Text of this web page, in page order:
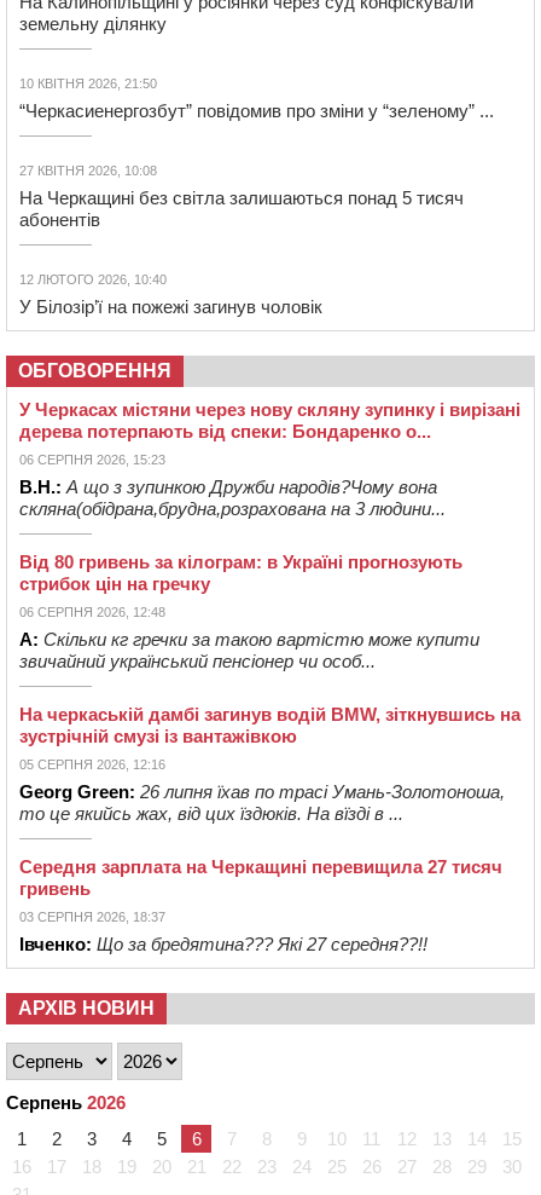
земельну ділянку
10 КВІТНЯ 2026, 21:50
“Черкасиенергозбут” повідомив про зміни у “зеленому” ...
27 КВІТНЯ 2026, 10:08
На Черкащині без світла залишаються понад 5 тисяч
абонентів
12 ЛЮТОГО 2026, 10:40
У Білозір’ї на пожежі загинув чоловік
ОБГОВОРЕННЯ
У Черкасах містяни через нову скляну зупинку і вирізані
дерева потерпають від спеки: Бондаренко о...
06 СЕРПНЯ 2026, 15:23
В.Н.: А що з зупинкою Дружби народів?Чому вона
скляна(обідрана,брудна,розрахована на 3 людини...
Від 80 гривень за кілограм: в Україні прогнозують
стрибок цін на гречку
06 СЕРПНЯ 2026, 12:48
А: Скільки кг гречки за такою вартістю може купити
звичайний український пенсіонер чи особ...
На черкаській дамбі загинув водій BMW, зіткнувшись на
зустрічній смузі із вантажівкою
05 СЕРПНЯ 2026, 12:16
Georg Green: 26 липня їхав по трасі Умань-Золотоноша,
то це якийсь жах, від цих їздюків. На вїзді в ...
Середня зарплата на Черкащині перевищила 27 тисяч
гривень
03 СЕРПНЯ 2026, 18:37
Івченко: Що за бредятина??? Які 27 середня??!!
АРХІВ НОВИН
Серпень 2026
1
2 3 4 5 6 7 8 9 10 11 12 13 14
15
16
17 18 19 20 21 22 23 24 25 26 27 28 29
30